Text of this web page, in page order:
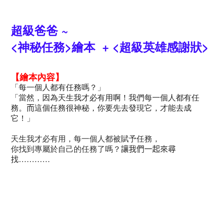
超級爸爸 ~
<神秘任務>繪本 + <超級英雄感謝狀>
【繪本內容】
「每一個人都有任務嗎？」
「當然，因為天生我才必有用啊！我們每一個人都有任
務。 而這個任務很神秘，你要先去發現它，才能去成
它！」
天生我才必有用，每一個人都被賦予任務，
你找到專屬於自己的任務了嗎？ 讓我們一起來尋
找…………